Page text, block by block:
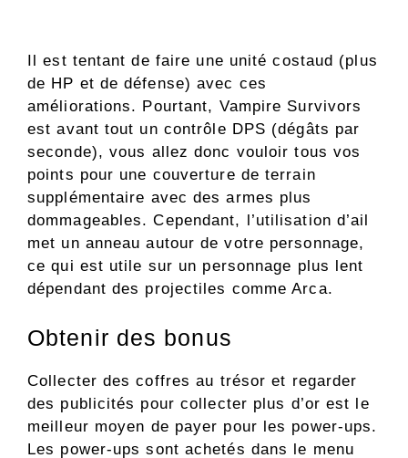
Il est tentant de faire une unité costaud (plus
de HP et de défense) avec ces
améliorations. Pourtant, Vampire Survivors
est avant tout un contrôle DPS (dégâts par
seconde), vous allez donc vouloir tous vos
points pour une couverture de terrain
supplémentaire avec des armes plus
dommageables. Cependant, l’utilisation d’ail
met un anneau autour de votre personnage,
ce qui est utile sur un personnage plus lent
dépendant des projectiles comme Arca.
Obtenir des bonus
Collecter des coffres au trésor et regarder
des publicités pour collecter plus d’or est le
meilleur moyen de payer pour les power-ups.
Les power-ups sont achetés dans le menu